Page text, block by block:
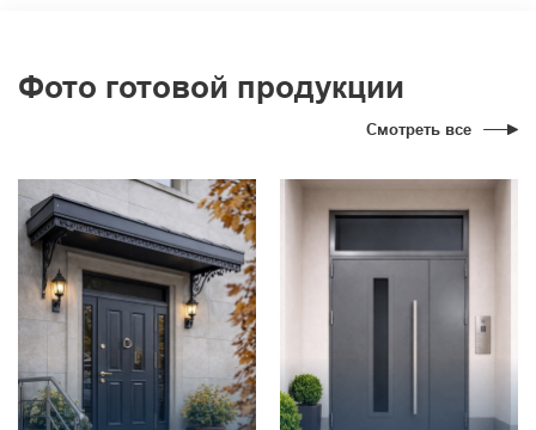
Фото готовой продукции
Смотреть все